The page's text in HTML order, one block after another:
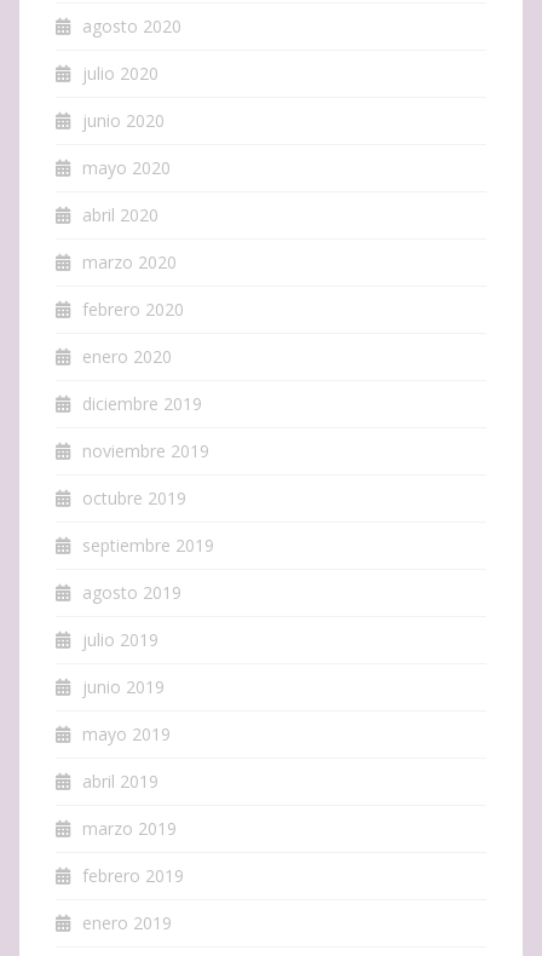
agosto 2020
julio 2020
junio 2020
mayo 2020
abril 2020
marzo 2020
febrero 2020
enero 2020
diciembre 2019
noviembre 2019
octubre 2019
septiembre 2019
agosto 2019
julio 2019
junio 2019
mayo 2019
abril 2019
marzo 2019
febrero 2019
enero 2019